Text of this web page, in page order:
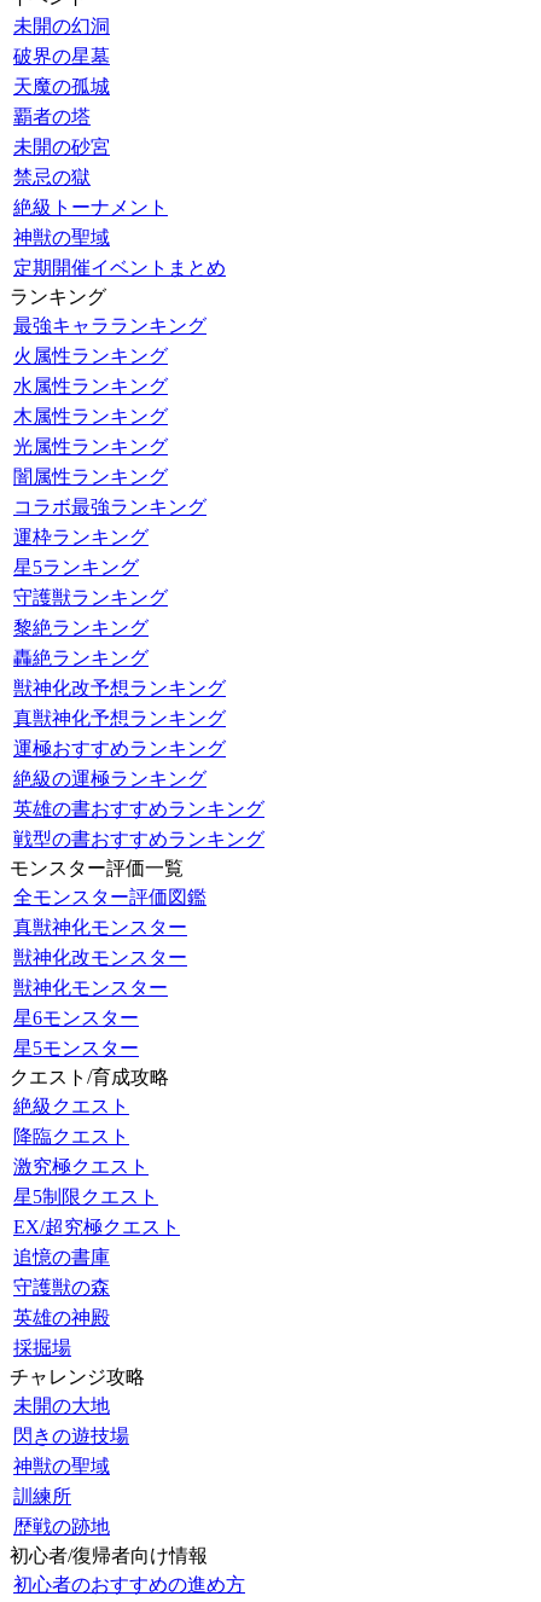
未開の幻洞
破界の星墓
天魔の孤城
覇者の塔
未開の砂宮
禁忌の獄
絶級トーナメント
神獣の聖域
定期開催イベントまとめ
ランキング
最強キャラランキング
火属性ランキング
水属性ランキング
木属性ランキング
光属性ランキング
闇属性ランキング
コラボ最強ランキング
運枠ランキング
星5ランキング
守護獣ランキング
黎絶ランキング
轟絶ランキング
獣神化改予想ランキング
真獣神化予想ランキング
運極おすすめランキング
絶級の運極ランキング
英雄の書おすすめランキング
戦型の書おすすめランキング
モンスター評価一覧
全モンスター評価図鑑
真獣神化モンスター
獣神化改モンスター
獣神化モンスター
星6モンスター
星5モンスター
クエスト/育成攻略
絶級クエスト
降臨クエスト
激究極クエスト
星5制限クエスト
EX/超究極クエスト
追憶の書庫
守護獣の森
英雄の神殿
採掘場
チャレンジ攻略
未開の大地
閃きの遊技場
神獣の聖域
訓練所
歴戦の跡地
初心者/復帰者向け情報
初心者のおすすめの進め方